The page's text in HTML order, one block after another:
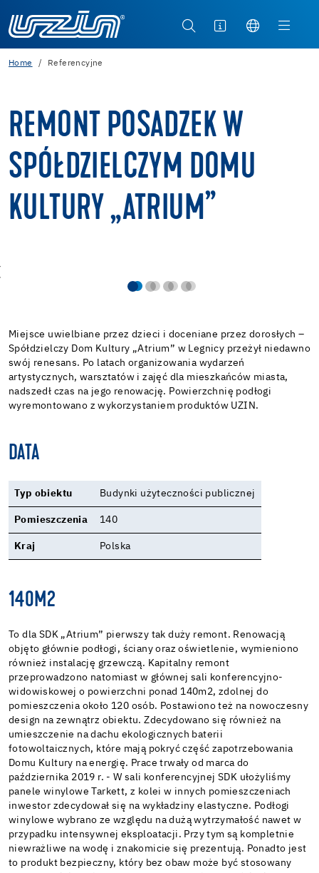
Home Referencyjne
REMONT POSADZEK W
SPÓŁDZIELCZYM DOMU
KULTURY „ATRIUM”
Miejsce uwielbiane przez dzieci i doceniane przez dorosłych –
Spółdzielczy Dom Kultury „Atrium” w Legnicy przeżył niedawno
swój renesans. Po latach organizowania wydarzeń
artystycznych, warsztatów i zajęć dla mieszkańców miasta,
nadszedł czas na jego renowację. Powierzchnię podłogi
wyremontowano z wykorzystaniem produktów UZIN.
DATA
Typ obiektu Budynki użyteczności publicznej
Pomieszczenia 140
Kraj Polska
140M2
To dla SDK „Atrium” pierwszy tak duży remont. Renowacją
objęto głównie podłogi, ściany oraz oświetlenie, wymieniono
również instalację grzewczą. Kapitalny remont
przeprowadzono natomiast w głównej sali konferencyjno-
widowiskowej o powierzchni ponad 140m2, zdolnej do
pomieszczenia około 120 osób. Postawiono też na nowoczesny
design na zewnątrz obiektu. Zdecydowano się również na
umieszczenie na dachu ekologicznych baterii
fotowoltaicznych, które mają pokryć część zapotrzebowania
Domu Kultury na energię. Prace trwały od marca do
października 2019 r. - W sali konferencyjnej SDK ułożyliśmy
panele winylowe Tarkett, z kolei w innych pomieszczeniach
inwestor zdecydował się na wykładziny elastyczne. Podłogi
winylowe wybrano ze względu na dużą wytrzymałość nawet w
przypadku intensywnej eksploatacji. Przy tym są kompletnie
niewrażliwe na wodę i znakomicie się prezentują. Ponadto jest
to produkt bezpieczny, który bez obaw może być stosowany